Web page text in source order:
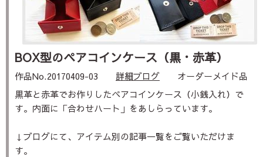
BOX型のペアコインケース（黒・赤革）
作品No.20170409-03 詳細ブログ オーダーメイド品
黒革と赤革でお作りしたペアコインケース（小銭入れ）で
す。内面に「合わせハート」をあしらっています。
↓ブログにて、アイテム別の記事一覧をご覧いただけま
す。